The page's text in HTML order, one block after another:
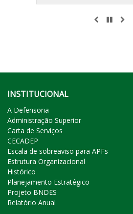
ANTERIOR
PAUSAR
INSTITUCIONAL
A Defensoria
Administração Superior
Carta de Serviços
CECADEP
Escala de sobreaviso para APFs
Estrutura Organizacional
Histórico
Planejamento Estratégico
Projeto BNDES
Relatório Anual